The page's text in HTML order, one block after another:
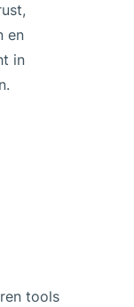
en
in
tools